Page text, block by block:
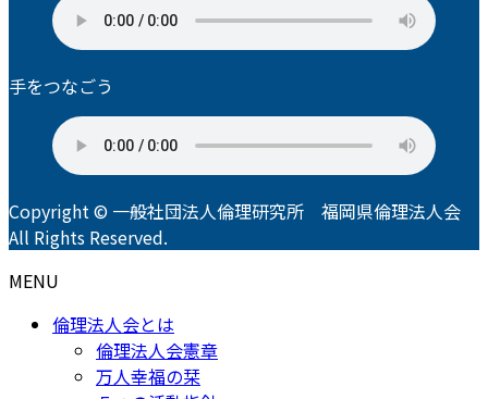
手をつなごう
Copyright © 一般社団法人倫理研究所 福岡県倫理法人会
All Rights Reserved.
MENU
倫理法人会とは
倫理法人会憲章
万人幸福の栞